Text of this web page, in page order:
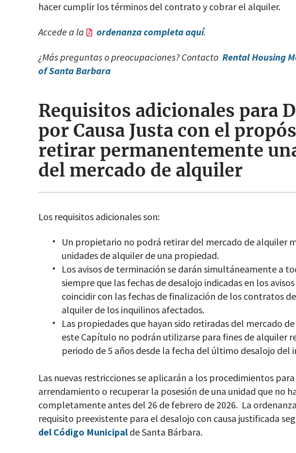
hacer cumplir los términos del contrato y cobrar el alquiler.
Accede a la ordenanza completa aquí.
¿Más preguntas o preocupaciones? Contacto Rental Housing
of Santa Barbara
Requisitos adicionales para
por Causa Justa con el
retirar permanentemente
del mercado de alquiler
Los requisitos adicionales son:
Un propietario no podrá retirar del mercado de alquiler
unidades de alquiler de una propiedad.
Los avisos de terminación se darán simultáneamente a
siempre que las fechas de desalojo indicadas en los
coincidir con las fechas de finalización de los contratos
alquiler de los inquilinos afectados.
Las propiedades que hayan sido retiradas del mercado
este Capítulo no podrán utilizarse para fines de alquiler
periodo de 5 años desde la fecha del último desalojo del
Las nuevas restricciones se aplicarán a los procedimientos
arrendamiento o recuperar la posesión de una unidad que no
completamente antes del 26 de febrero de 2026. La
requisito preexistente para el desalojo con causa justificada
del Código Municipalde Santa Bárbara.